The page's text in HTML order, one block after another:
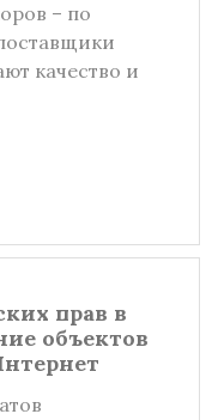
– по
качество и
прав в
объектов